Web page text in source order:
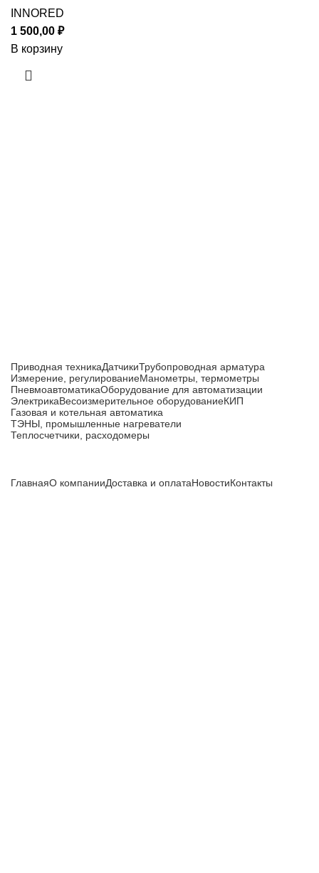
INNORED
1 500,00 ₽
В корзину
Приводная техникаДатчикиТрубопроводная арматура
Измерение, регулированиеМанометры, термометры
ПневмоавтоматикаОборудование для автоматизации
ЭлектрикаВесоизмерительное оборудованиеКИП
Газовая и котельная автоматика
ТЭНЫ, промышленные нагреватели
Теплосчетчики, расходомеры
ГлавнаяО компанииДоставка и оплатаНовостиКонтакты